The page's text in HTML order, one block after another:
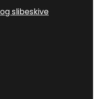
slibeskive